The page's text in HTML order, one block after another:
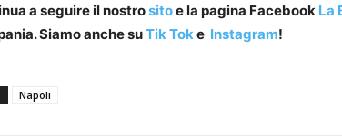
a seguire il nostrositoe la pagina Facebook La
Siamo anche suTik Toke Instagram!
Napoli